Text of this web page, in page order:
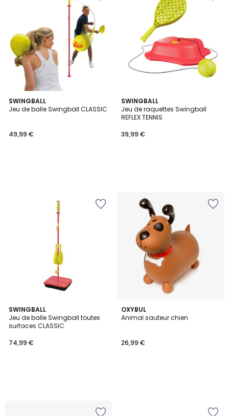
SWINGBALL
Jeu de balle Swingball CLASSIC
49,99 €
SWINGBALL
Jeu de raquettes Swingball
REFLEX TENNIS
39,99 €
SWINGBALL
Jeu de balle Swingball toutes
surfaces CLASSIC
74,99 €
OXYBUL
Animal sauteur chien
26,99 €